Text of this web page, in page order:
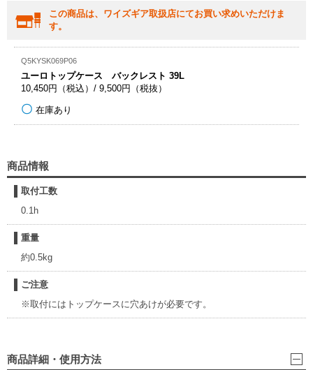
この商品は、ワイズギア取扱店にてお買い求めいただけま
す。
Q5KYSK069P06
ユーロトップケース バックレスト 39L
10,450円（税込）/ 9,500円（税抜）
在庫あり
商品情報
取付工数
0.1h
重量
約0.5kg
ご注意
※取付にはトップケースに穴あけが必要です。
商品詳細・使用方法